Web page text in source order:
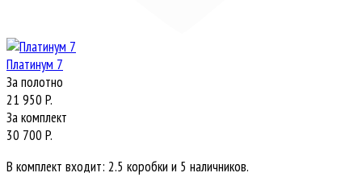
Платинум 7
За полотно
21 950 P.
За комплект
30 700 P.
В комплект входит: 2.5 коробки и 5 наличников.